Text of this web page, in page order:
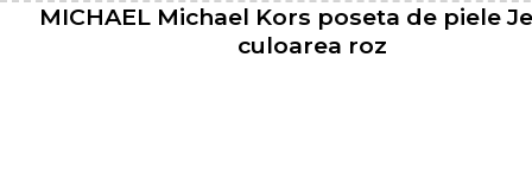
MICHAEL Michael Kors poseta de piele
culoarea roz